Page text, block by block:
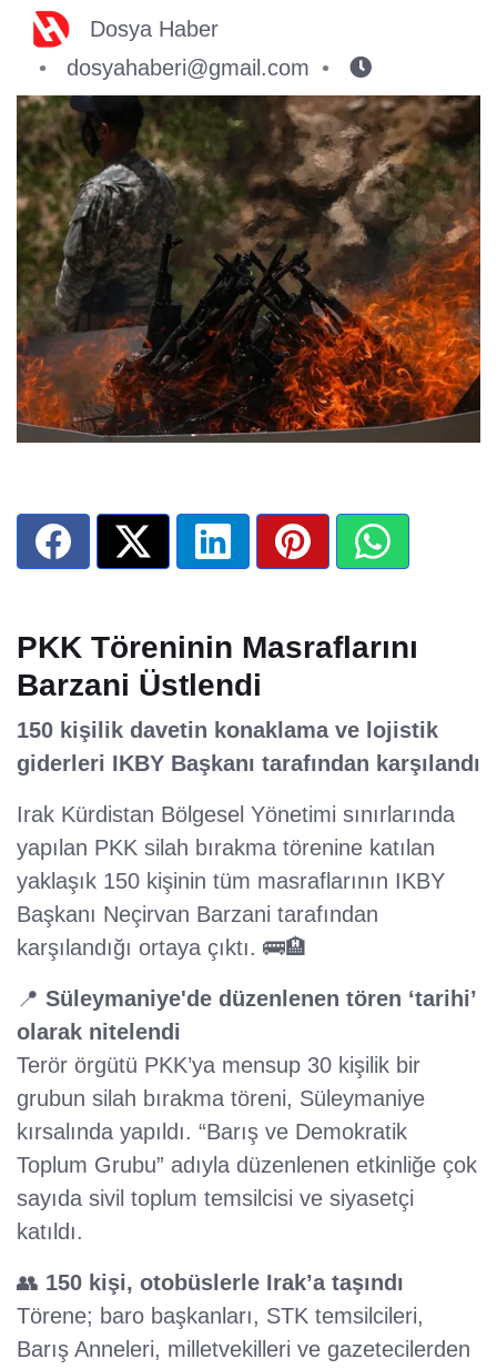
Dosya Haber
dosyahaberi@gmail.com
PKK Töreninin Masraflarını
Barzani Üstlendi
150 kişilik davetin konaklama ve lojistik
giderleri IKBY Başkanı tarafından karşılandı
Irak Kürdistan Bölgesel Yönetimi sınırlarında
yapılan PKK silah bırakma törenine katılan
yaklaşık 150 kişinin tüm masraflarının IKBY
Başkanı Neçirvan Barzani tarafından
karşılandığı ortaya çıktı. 🚌🏨
📍 Süleymaniye'de düzenlenen tören ‘tarihi’
olarak nitelendi
Terör örgütü PKK’ya mensup 30 kişilik bir
grubun silah bırakma töreni, Süleymaniye
kırsalında yapıldı. “Barış ve Demokratik
Toplum Grubu” adıyla düzenlenen etkinliğe çok
sayıda sivil toplum temsilcisi ve siyasetçi
katıldı.
👥 150 kişi, otobüslerle Irak’a taşındı
Törene; baro başkanları, STK temsilcileri,
Barış Anneleri, milletvekilleri ve gazetecilerden